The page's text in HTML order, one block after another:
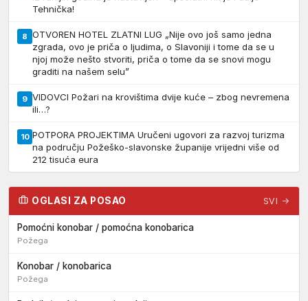
Tehnička!
8 OTVOREN HOTEL ZLATNI LUG „Nije ovo još samo jedna
zgrada, ovo je priča o ljudima, o Slavoniji i tome da se u
njoj može nešto stvoriti, priča o tome da se snovi mogu
graditi na našem selu”
9 VIDOVCI Požari na krovištima dvije kuće – zbog nevremena
ili…?
10 POTPORA PROJEKTIMA Uručeni ugovori za razvoj turizma
na području Požeško-slavonske županije vrijedni više od
212 tisuća eura
OGLASI ZA POSAO SVI →
Pomoćni konobar / pomoćna konobarica
Požega
Konobar / konobarica
Požega